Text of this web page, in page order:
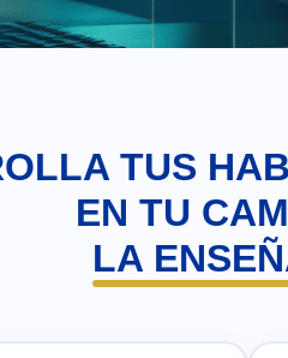
TUS
EN TU
LA